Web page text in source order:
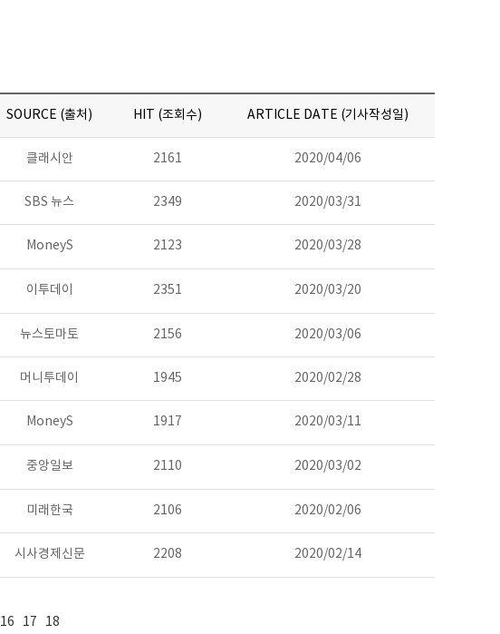
SOURCE (출처) HIT (조회수) ARTICLE DATE (기사작성일)
클래시안 2161 2020/04/06
SBS 뉴스 2349 2020/03/31
MoneyS 2123 2020/03/28
이투데이 2351 2020/03/20
뉴스토마토 2156 2020/03/06
머니투데이 1945 2020/02/28
MoneyS 1917 2020/03/11
중앙일보 2110 2020/03/02
미래한국 2106 2020/02/06
시사경제신문 2208 2020/02/14
16 17 18